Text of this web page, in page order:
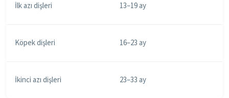
İlk azı dişleri 13–19 ay
Köpek dişleri 16–23 ay
İkinci azı dişleri 23–33 ay